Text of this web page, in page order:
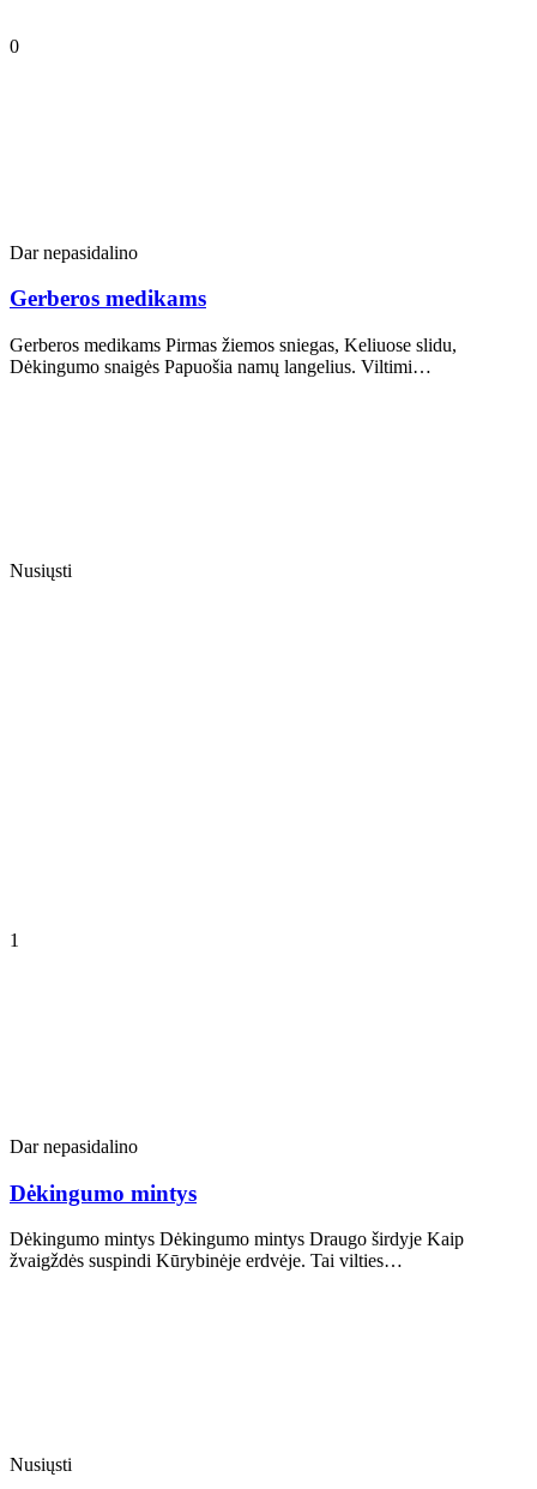
0
Dar nepasidalino
Gerberos medikams
Gerberos medikams Pirmas žiemos sniegas, Keliuose slidu,
Dėkingumo snaigės Papuošia namų langelius. Viltimi…
Nusiųsti
1
Dar nepasidalino
Dėkingumo mintys
Dėkingumo mintys Dėkingumo mintys Draugo širdyje Kaip
žvaigždės suspindi Kūrybinėje erdvėje. Tai vilties…
Nusiųsti